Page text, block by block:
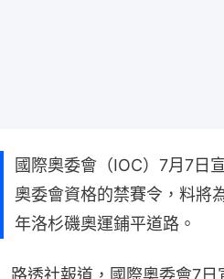
國際奧委會（IOC）7月7日
奧委會資格的禁賽令，料將
年洛杉磯奧運鋪平道路。
路透社報道，國際奧委會7